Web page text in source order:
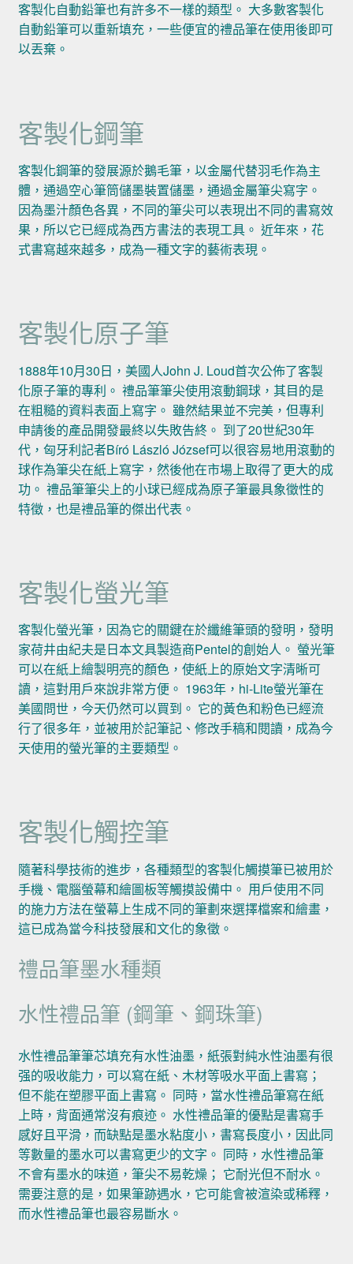
客製化自動鉛筆也有許多不一樣的類型。 大多數客製化
自動鉛筆可以重新填充，一些便宜的禮品筆在使用後即可
以丟棄。
客製化鋼筆
客製化鋼筆的發展源於鵝毛筆，以金屬代替羽毛作為主
體，通過空心筆筒儲墨裝置儲墨，通過金屬筆尖寫字。
因為墨汁顏色各異，不同的筆尖可以表現出不同的書寫效
果，所以它已經成為西方書法的表現工具。 近年來，花
式書寫越來越多，成為一種文字的藝術表現。
客製化原子筆
1888年10月30日，美國人John J. Loud首次公佈了客製
化原子筆的專利。 禮品筆筆尖使用滾動鋼球，其目的是
在粗糙的資料表面上寫字。 雖然結果並不完美，但專利
申請後的產品開發最終以失敗告終。 到了20世紀30年
代，匈牙利記者Bíró László József可以很容易地用滾動的
球作為筆尖在紙上寫字，然後他在市場上取得了更大的成
功。 禮品筆筆尖上的小球已經成為原子筆最具象徵性的
特徵，也是禮品筆的傑出代表。
客製化螢光筆
客製化螢光筆，因為它的關鍵在於纖維筆頭的發明，發明
家荷井由紀夫是日本文具製造商Pentel的創始人。 螢光筆
可以在紙上繪製明亮的顏色，使紙上的原始文字清晰可
讀，這對用戶來說非常方便。 1963年，hi-Lite螢光筆在
美國問世，今天仍然可以買到。 它的黃色和粉色已經流
行了很多年，並被用於記筆記、修改手稿和閱讀，成為今
天使用的螢光筆的主要類型。
客製化觸控筆
隨著科學技術的進步，各種類型的客製化觸摸筆已被用於
手機、電腦螢幕和繪圖板等觸摸設備中。 用戶使用不同
的施力方法在螢幕上生成不同的筆劃來選擇檔案和繪畫，
這已成為當今科技發展和文化的象徵。
禮品筆墨水種類
水性禮品筆 (鋼筆、鋼珠筆)
水性禮品筆筆芯填充有水性油墨，紙張對純水性油墨有很
强的吸收能力，可以寫在紙、木材等吸水平面上書寫；
但不能在塑膠平面上書寫。 同時，當水性禮品筆寫在紙
上時，背面通常沒有痕迹。 水性禮品筆的優點是書寫手
感好且平滑，而缺點是墨水粘度小，書寫長度小，因此同
等數量的墨水可以書寫更少的文字。 同時，水性禮品筆
不會有墨水的味道，筆尖不易乾燥； 它耐光但不耐水。
需要注意的是，如果筆跡遇水，它可能會被渲染或稀釋，
而水性禮品筆也最容易斷水。